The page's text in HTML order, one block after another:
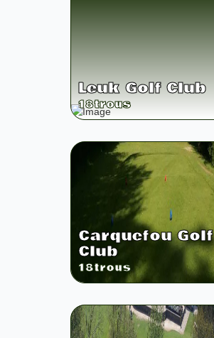
Leuk Golf Club
18trous
Carquefou Golf
Club
18trous